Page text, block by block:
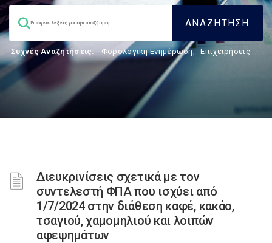
Συχνές Αναζητήσεις: Φορολογικη Ενημέρωση, Επιχειρήσεις
Διευκρινίσεις σχετικά με τον
συντελεστή ΦΠΑ που ισχύει από
1/7/2024 στην διάθεση καφέ, κακάο,
τσαγιού, χαμομηλιού και λοιπών
αφεψημάτων